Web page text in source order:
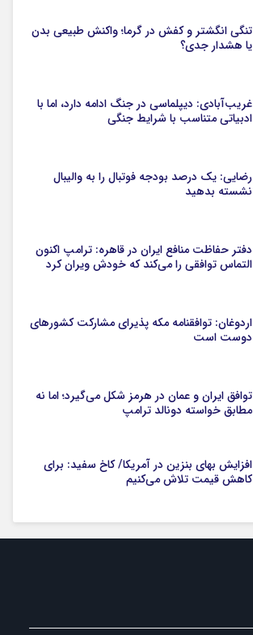
تنگی انگشتر و کفش در گرما؛ واکنش طبیعی بدن
یا هشدار جدی؟
غریب‌آبادی: دیپلماسی در جنگ ادامه دارد، اما با
ادبیاتی متناسب با شرایط جنگی
رضایی: یک درصد بودجه فوتبال را به والیبال
نشسته بدهید
دفتر حفاظت منافع ایران در قاهره: ترامپ اکنون
التماس توافقی را می‌کند که خودش ویران کرد
اردوغان: توافقنامه مکه پذیرای مشارکت کشورهای
دوست است
توافق ایران و عمان در هرمز شکل می‌گیرد؛ اما نه
مطابق خواسته دونالد ترامپ
افزایش بهای بنزین در آمریکا/ کاخ سفید: برای
کاهش قیمت تلاش می‌کنیم